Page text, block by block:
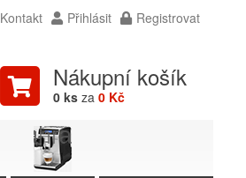
Kontakt Přihlásit Registrovat
Nákupní košík
0 ks za 0 Kč